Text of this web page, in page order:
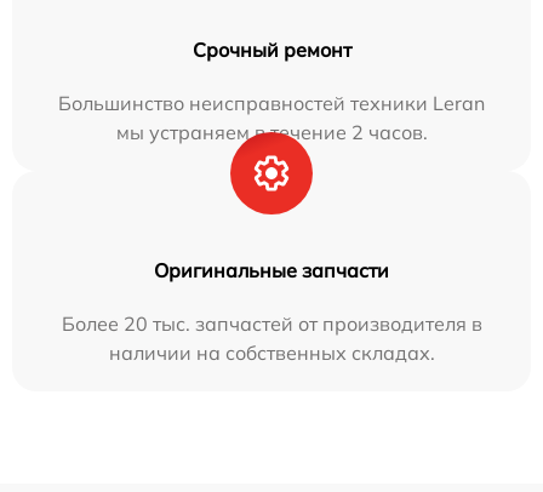
Срочный ремонт
Большинство неисправностей техники Leran
мы устраняем в течение 2 часов.
Оригинальные запчасти
Более 20 тыс. запчастей от производителя в
наличии на собственных складах.